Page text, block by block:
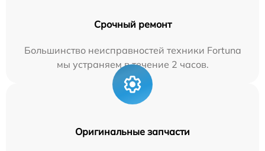
Срочный ремонт
Большинство неисправностей техники Fortuna
мы устраняем в течение 2 часов.
Оригинальные запчасти